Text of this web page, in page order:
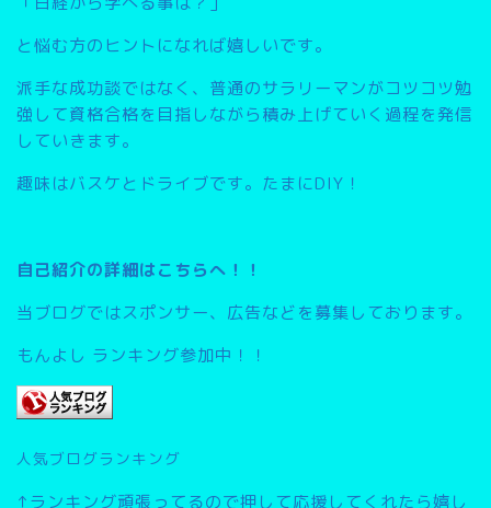
と悩む方のヒントになれば嬉しいです。
派手な成功談ではなく、普通のサラリーマンがコツコツ勉
強して資格合格を目指しながら積み上げていく過程を発信
していきます。
趣味はバスケとドライブです。たまにDIY！
自己紹介の詳細はこちらへ！！
当ブログではスポンサー、広告などを募集しております。
もんよし ランキング参加中！！
人気ブログランキング
↑ランキング頑張ってるので押して応援してくれたら嬉し